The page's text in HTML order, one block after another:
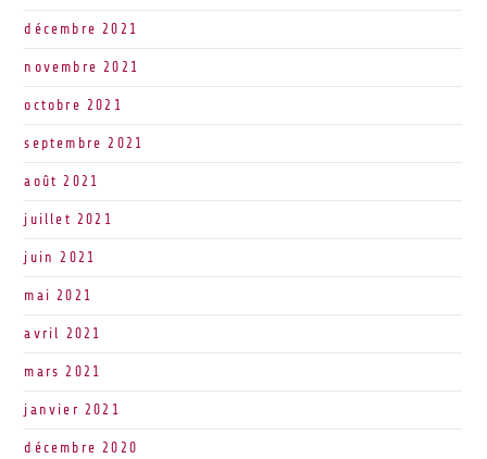
décembre 2021
novembre 2021
octobre 2021
septembre 2021
août 2021
juillet 2021
juin 2021
mai 2021
avril 2021
mars 2021
janvier 2021
décembre 2020